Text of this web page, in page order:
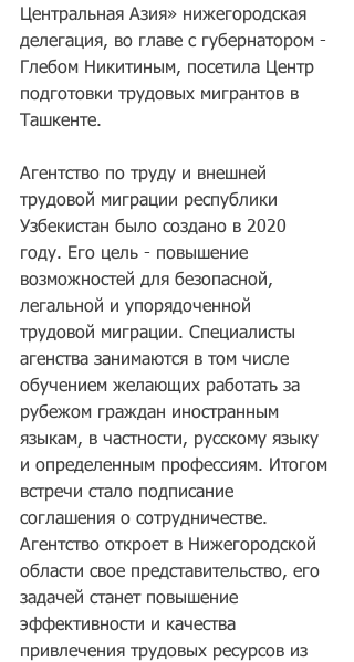
Центральная Азия» нижегородская
делегация, во главе с губернатором -
Глебом Никитиным, посетила Центр
подготовки трудовых мигрантов в
Ташкенте.
Агентство по труду и внешней
трудовой миграции республики
Узбекистан было создано в 2020
году. Его цель - повышение
возможностей для безопасной,
легальной и упорядоченной
трудовой миграции. Специалисты
агенства занимаются в том числе
обучением желающих работать за
рубежом граждан иностранным
языкам, в частности, русскому языку
и определенным профессиям. Итогом
встречи стало подписание
соглашения о сотрудничестве.
Агентство откроет в Нижегородской
области свое представительство, его
задачей станет повышение
эффективности и качества
привлечения трудовых ресурсов из